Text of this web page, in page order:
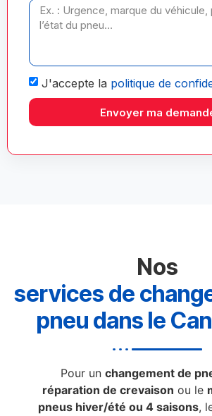
J'accepte la politique de
Envoyer ma
Nos
services de
pneu dans le
Pour unchangement de
réparation de crevaison ou le
pneus hiver/été ou 4 saisons,